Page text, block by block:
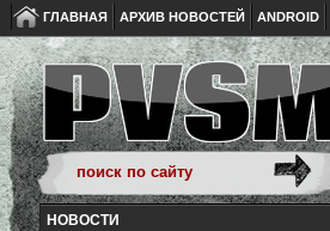
ГЛАВНАЯ АРХИВ НОВОСТЕЙ ANDROID
НОВОСТИ